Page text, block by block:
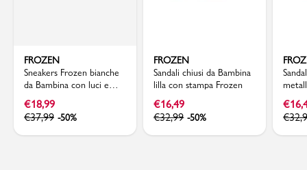
FROZEN
Sneakers Frozen bianche
da Bambina con luci e
stampa Frozen
€18,99
€37,99 -50%
FROZEN
Sandali chiusi da Bambina
lilla con stampa Frozen
€16,49
€32,99 -50%
€
€